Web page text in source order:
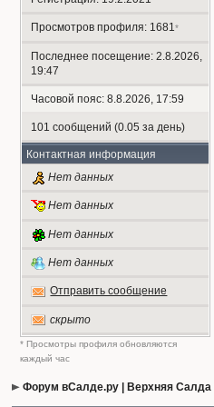
Просмотров профиля: 1681*
Последнее посещение: 2.8.2026,
19:47
Часовой пояс: 8.8.2026, 17:59
101 сообщений (0.05 за день)
Контактная информация
Нет данных
Нет данных
Нет данных
Нет данных
Отправить сообщение
скрыто
* Просмотры профиля обновляются
каждый час
Форум вСалде.ру | Верхняя